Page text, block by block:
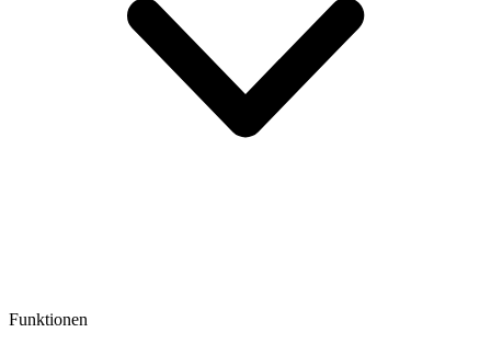
Funktionen